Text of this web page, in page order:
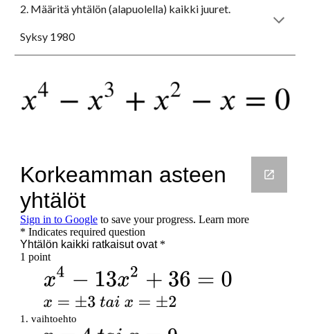
2. Määritä yhtälön (alapuolella) kaikki juuret.
Syksy 1980